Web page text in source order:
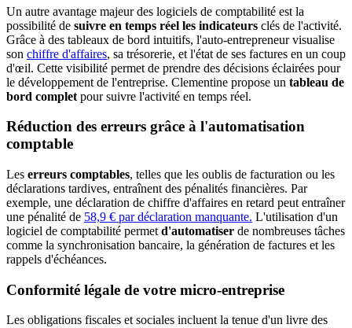
Un autre avantage majeur des logiciels de comptabilité est la
possibilité de suivre en temps réel les indicateurs clés de l'activité.
Grâce à des tableaux de bord intuitifs, l'auto-entrepreneur visualise
son chiffre d'affaires, sa trésorerie, et l'état de ses factures en un coup
d'œil. Cette visibilité permet de prendre des décisions éclairées pour
le développement de l'entreprise. Clementine propose un tableau de
bord complet pour suivre l'activité en temps réel.
Réduction des erreurs grâce à l'automatisation
comptable
Les erreurs comptables, telles que les oublis de facturation ou les
déclarations tardives, entraînent des pénalités financières. Par
exemple, une déclaration de chiffre d'affaires en retard peut entraîner
une pénalité de 58,9 € par déclaration manquante. L'utilisation d'un
logiciel de comptabilité permet d'automatiser de nombreuses tâches
comme la synchronisation bancaire, la génération de factures et les
rappels d'échéances.
Conformité légale de votre micro-entreprise
Les obligations fiscales et sociales incluent la tenue d'un livre des